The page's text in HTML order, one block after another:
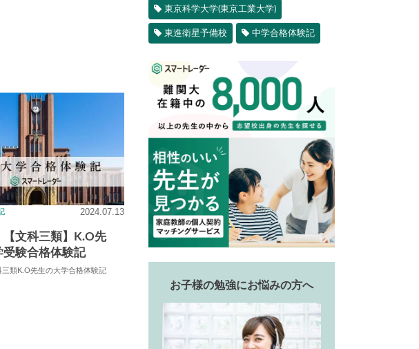
2024.07.13
【文科三類】K.O先
受験合格体験記
三類K.O先生の大学合格体験記
東京科学大学(東京工業大学)
東進衛星予備校 中学合格体験記
お子様の勉強にお悩みの方へ